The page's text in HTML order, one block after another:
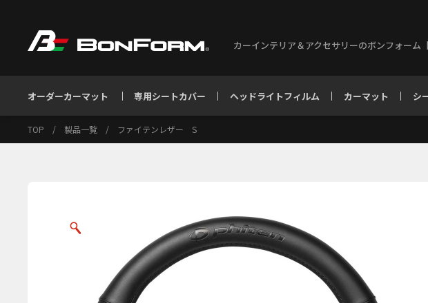
カーインテリア＆アクセサリーのボンフォーム
オーダーカーマット 専用シートカバー ヘッドライトフィルム カーマット シ
TOP / 製品一覧 / ファイテンレザー S